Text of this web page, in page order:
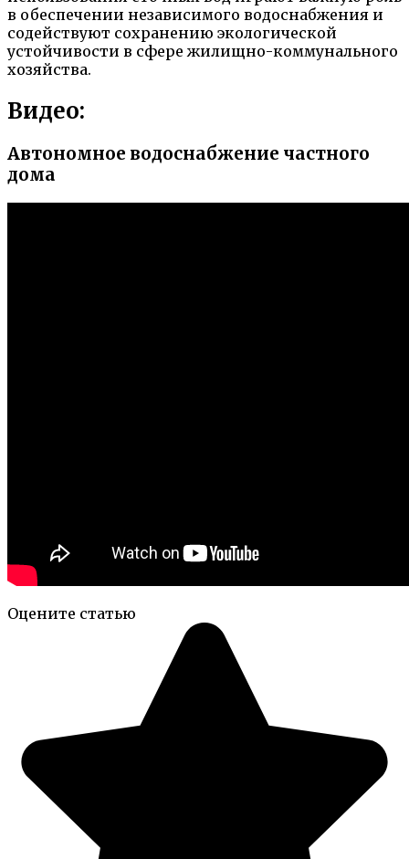
в обеспечении независимого водоснабжения и
содействуют сохранению экологической
устойчивости в сфере жилищно-коммунального
хозяйства.
Видео:
Автономное водоснабжение частного
дома
Оцените статью